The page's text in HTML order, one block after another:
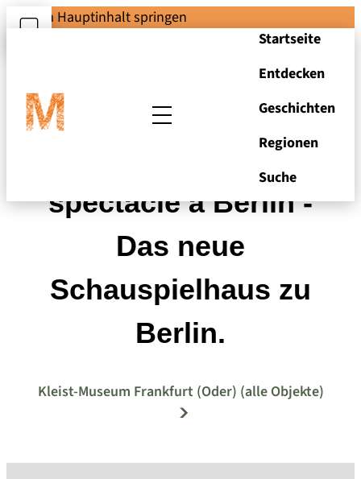
Zum Hauptinhalt springen
Startseite
Entdecken
Geschichten
Regionen
Suche
La Salle neuve du
spectacle à Berlin -
Das neue
Schauspielhaus zu
Berlin.
Kleist-Museum Frankfurt (Oder) (alle Objekte)